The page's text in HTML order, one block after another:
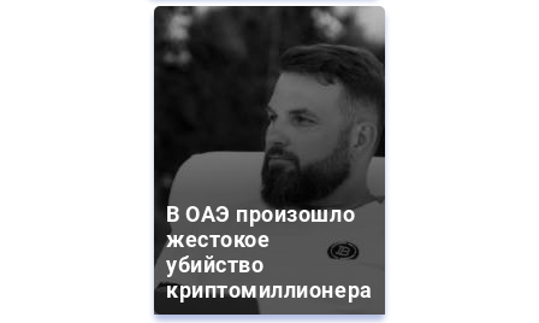
В ОАЭ произошло
жестокое
убийство
криптомиллионера